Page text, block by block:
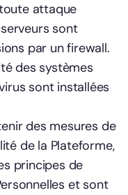
attaque
sont
par un firewall.
des systèmes
sont installées
des mesures de
de la Plateforme,
principes de
et sont